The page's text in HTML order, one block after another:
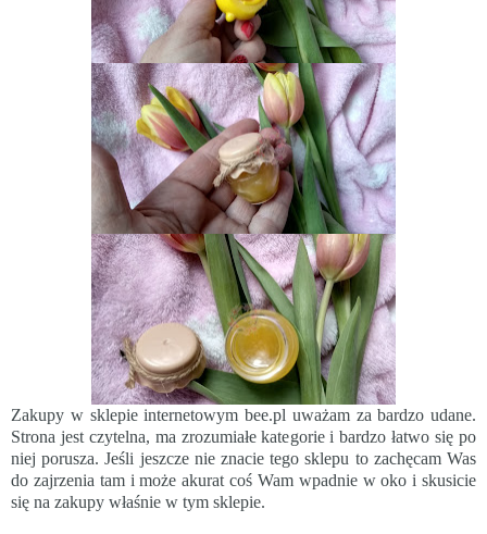
Zakupy w sklepie internetowym bee.pl uważam za bardzo udane.
Strona jest czytelna, ma zrozumiałe kategorie i bardzo łatwo się po
niej porusza. Jeśli jeszcze nie znacie tego sklepu to zachęcam Was
do zajrzenia tam i może akurat coś Wam wpadnie w oko i skusicie
się na zakupy właśnie w tym sklepie.